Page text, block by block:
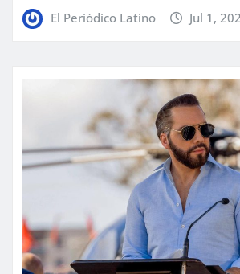
El Periódico Latino Jul 1,